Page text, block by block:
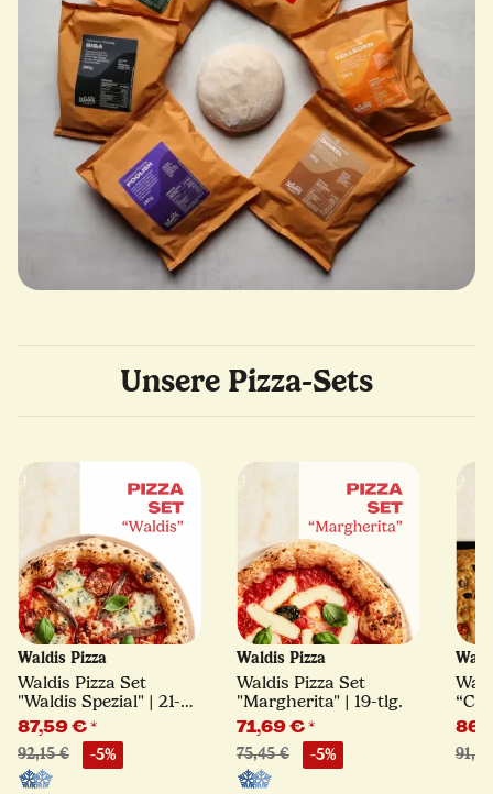
Unsere Pizza-Sets
Waldis Pizza
Waldis Pizza Set
"Waldis Spezial" | 21-
tlg.
87,59 €*
92,15 € -5%
Waldis Pizza
Waldis Pizza Set
"Margherita" | 19-tlg.
71,69 €*
75,45 € -5%